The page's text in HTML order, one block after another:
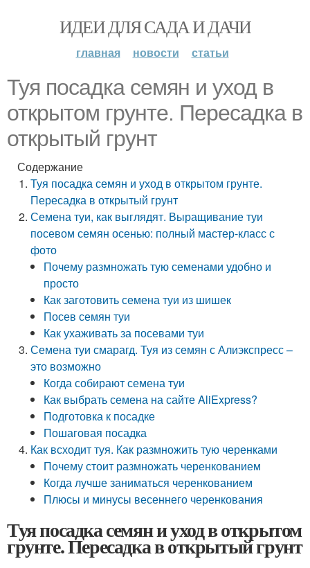
ИДЕИ ДЛЯ САДА И ДАЧИ
главная новости статьи
Туя посадка семян и уход в
открытом грунте. Пересадка в
открытый грунт
Содержание
Туя посадка семян и уход в открытом грунте.
Пересадка в открытый грунт
Семена туи, как выглядят. Выращивание туи
посевом семян осенью: полный мастер-класс с
фото
Почему размножать тую семенами удобно и
просто
Как заготовить семена туи из шишек
Посев семян туи
Как ухаживать за посевами туи
Семена туи смарагд. Туя из семян с Алиэкспресс –
это возможно
Когда собирают семена туи
Как выбрать семена на сайте AliExpress?
Подготовка к посадке
Пошаговая посадка
Как всходит туя. Как размножить тую черенками
Почему стоит размножать черенкованием
Когда лучше заниматься черенкованием
Плюсы и минусы весеннего черенкования
Туя посадка семян и уход в открытом
грунте. Пересадка в открытый грунт